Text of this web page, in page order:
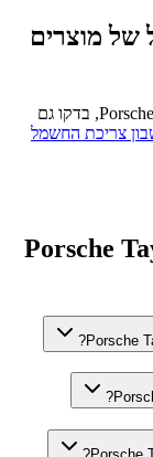
של מוצרים
, בדקו גם
צריכת החשמל
Porsche